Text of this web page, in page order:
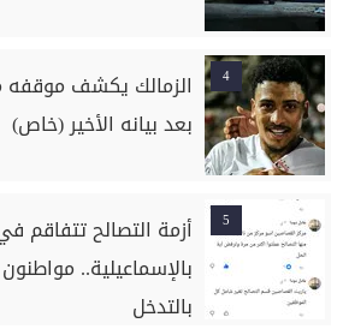
4
الزمالك يكشف موقفه
بعد بيانه الأخير (خاص)
5
أزمة التصالح تتفاقم
بالإسماعيلية..
بالتدخل